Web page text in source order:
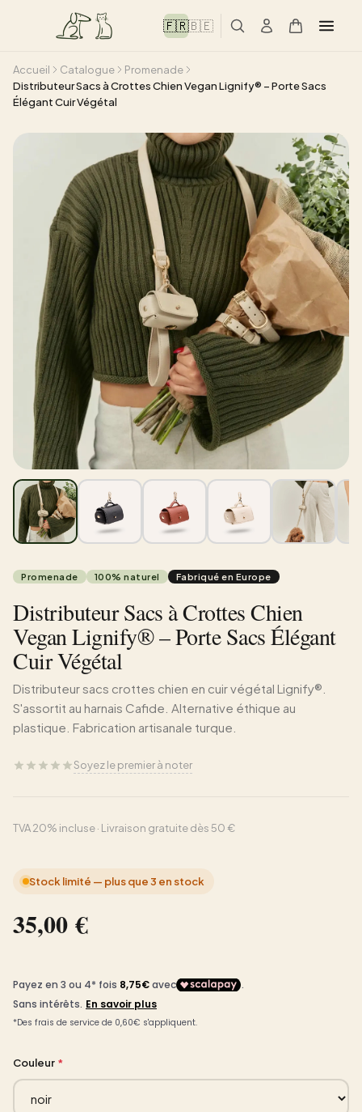
🇫🇷🇧🇪
Accueil Catalogue
Promenade
Distributeur Sacs à Crottes Chien Vegan Lignify® – Porte Sacs
Élégant Cuir Végétal
Promenade 100% naturel Fabriqué en Europe
Distributeur Sacs à Crottes Chien
Vegan Lignify® – Porte Sacs Élégant
Cuir Végétal
Distributeur sacs crottes chien en cuir végétal Lignify®.
S'assortit au harnais Cafide. Alternative éthique au
plastique. Fabrication artisanale turque.
Soyez le premier à noter
TVA 20% incluse · Livraison gratuite dès 50 €
Stock limité — plus que 3 en stock
35,00 €
Couleur